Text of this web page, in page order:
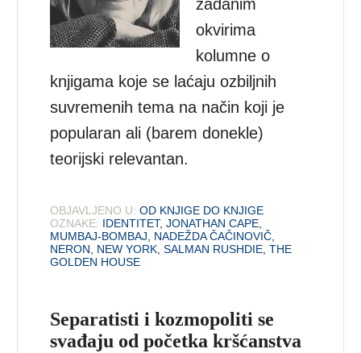
zadanim
okvirima
kolumne o
knjigama koje se laćaju ozbiljnih
suvremenih tema na način koji je
popularan ali (barem donekle)
teorijski relevantan.
OBJAVLJENO U: OD KNJIGE DO KNJIGE
OZNAKE: IDENTITET,JONATHAN CAPE
MUMBAJ-BOMBAJ
NADEŽDA ČAČINOVIČ
NERON
NEW YORK ,SALMAN RUSHDIE ,THE
GOLDEN HOUSE
Separatisti i kozmopoliti se
svađaju od početka kršćanstva